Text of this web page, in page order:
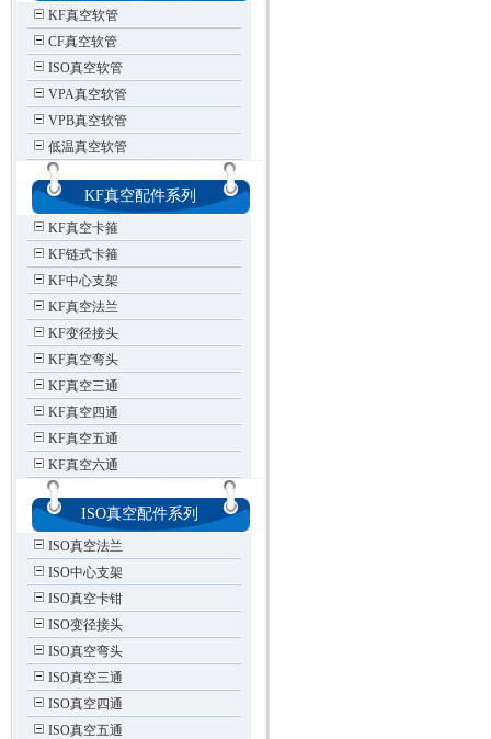
KF真空软管
CF真空软管
ISO真空软管
VPA真空软管
VPB真空软管
低温真空软管
KF真空配件系列
KF真空卡箍
KF链式卡箍
KF中心支架
KF真空法兰
KF变径接头
KF真空弯头
KF真空三通
KF真空四通
KF真空五通
KF真空六通
ISO真空配件系列
ISO真空法兰
ISO中心支架
ISO真空卡钳
ISO变径接头
ISO真空弯头
ISO真空三通
ISO真空四通
ISO真空五通